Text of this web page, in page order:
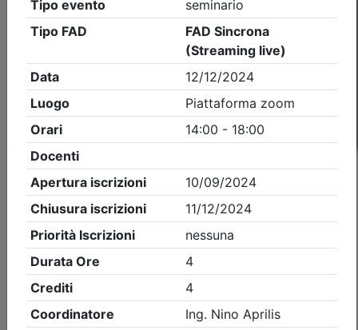
Ingegneri- Ordine:
Pordenone- Eventi in programma dal8/8/2026
iCal
Dettagli evento
A pagamento